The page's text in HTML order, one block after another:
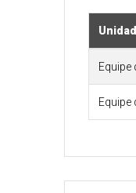
Equipe
Equipe